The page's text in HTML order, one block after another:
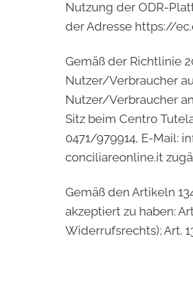
Nutzung der ODR-
der Adresse https://
Gemäß der Richtlinie
Nutzer/Verbraucher
Nutzer/Verbraucher
Sitz beim Centro
0471/979914, E-Mail:
conciliareonline.it
Gemäß den Artikeln
akzeptiert zu haben:
Widerrufsrechts); Art.